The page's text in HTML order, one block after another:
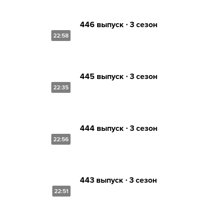
22:58
446 выпуск ∙ 3 сезон
22:35
445 выпуск ∙ 3 сезон
22:56
444 выпуск ∙ 3 сезон
22:51
443 выпуск ∙ 3 сезон